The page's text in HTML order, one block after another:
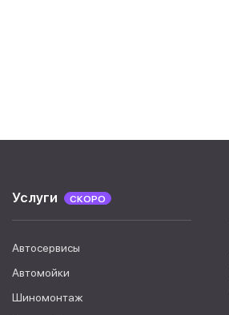
Услуги СКОРО
Автосервисы
Автомойки
Шиномонтаж